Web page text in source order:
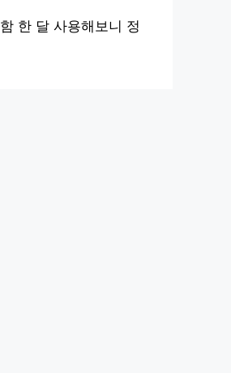
한 달 사용해보니 정